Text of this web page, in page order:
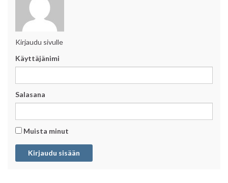
Kirjaudu sivulle
Käyttäjänimi
Salasana
Muista minut